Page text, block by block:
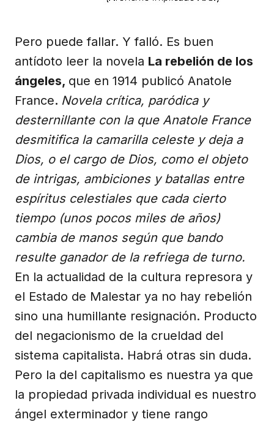
Pero puede fallar. Y falló. Es buen
antídoto leer la novela La rebelión de los
ángeles, que en 1914 publicó Anatole
France. Novela crítica, paródica y
desternillante con la que Anatole France
desmitifica la camarilla celeste y deja a
Dios, o el cargo de Dios, como el objeto
de intrigas, ambiciones y batallas entre
espíritus celestiales que cada cierto
tiempo (unos pocos miles de años)
cambia de manos según que bando
resulte ganador de la refriega de turno.
En la actualidad de la cultura represora y
el Estado de Malestar ya no hay rebelión
sino una humillante resignación. Producto
del negacionismo de la crueldad del
sistema capitalista. Habrá otras sin duda.
Pero la del capitalismo es nuestra ya que
la propiedad privada individual es nuestro
ángel exterminador y tiene rango